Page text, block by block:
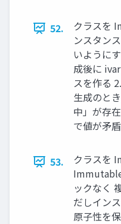
52.
クラスを
ンスタン
いように
成後に
スを作る
⽣成のと
中」が存
で値が⽭
53.
クラスを
ックなく
だしイン
原⼦性を